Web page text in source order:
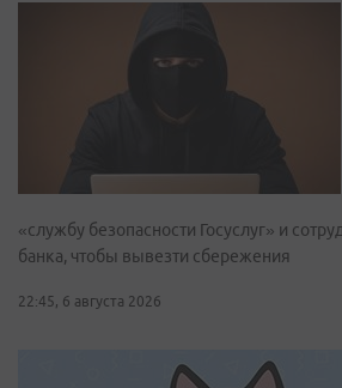
«службу безопасности Госуслуг» и
банка, чтобы вывезти сбережения
22:45, 6 августа 2026